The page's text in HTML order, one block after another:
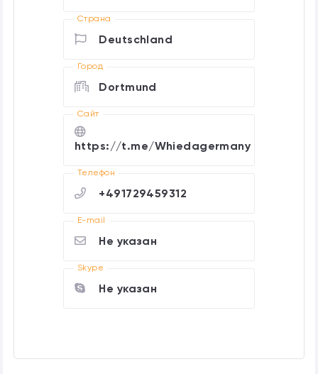
Страна
Deutschland
Город
Dortmund
Cайт
https://t.me/Whiedagermany
Телефон
+491729459312
E-mail
Не указан
Skype
Не указан